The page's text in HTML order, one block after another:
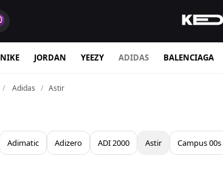
NIKE JORDAN YEEZY ADIDAS BALENCIAGA
Adidas Astir
Adimatic Adizero ADI 2000 Astir Campus 00s